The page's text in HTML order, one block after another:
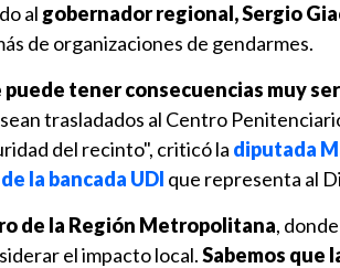
al gobernador regional, Sergio
de organizaciones de gendarmes.
tener consecuencias muy
trasladados al Centro
del recinto", criticó la diputada
la bancada UDI que representa al
de la Región Metropolitana,
el impacto local.Sabemos que